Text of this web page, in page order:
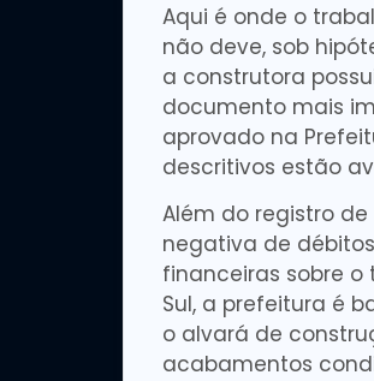
Aqui é onde o
não deve, sob
a construtora
documento mais
aprovado na
descritivos estão
Além do registro
negativa de
financeiras sobre o
Sul, a prefeitura é
o alvará de
acabamentos